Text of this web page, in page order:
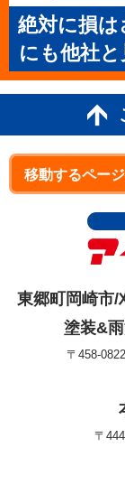
絶対に損
にも他社
東郷町岡崎市/
塗装&
〒458-
〒